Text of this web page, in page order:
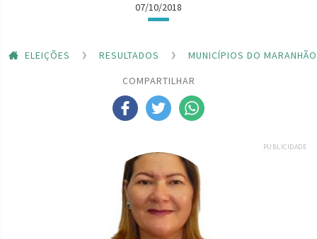
07/10/2018
ELEIÇÕES RESULTADOS
MUNICÍPIOS DO MARANHÃO
COMPARTILHAR
PUBLICIDADE